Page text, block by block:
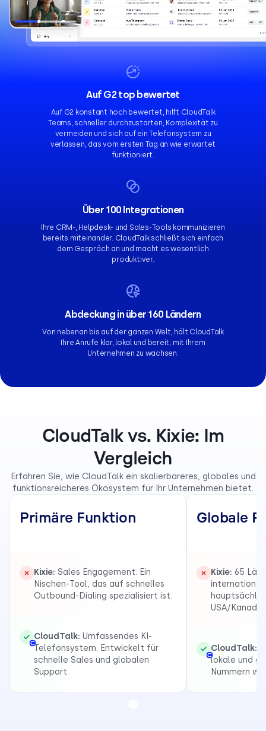
Auf G2 top bewertet
Auf G2 konstant hoch bewertet, hilft CloudTalk
Teams, schneller durchzustarten, Komplexität zu
vermeiden und sich auf ein Telefonsystem zu
verlassen, das vom ersten Tag an wie erwartet
funktioniert.
Über 100 Integrationen
Ihre CRM-, Helpdesk- und Sales-Tools kommunizieren
bereits miteinander. CloudTalk schließt sich einfach
dem Gespräch an und macht es wesentlich
produktiver.
Abdeckung in über 160 Ländern
Von nebenan bis auf der ganzen Welt, hält CloudTalk
Ihre Anrufe klar, lokal und bereit, mit Ihrem
Unternehmen zu wachsen.
CloudTalk vs. Kixie: Im
Vergleich
Erfahren Sie, wie CloudTalk ein skalierbareres, globales und
funktionsreicheres Ökosystem für Ihr Unternehmen bietet.
Primäre Funktion
Kixie: Sales Engagement: Ein
Nischen-Tool, das auf schnelles
Outbound-Dialing spezialisiert ist.
CloudTalk: Umfassendes KI-
Telefonsystem: Entwickelt für
schnelle Sales und globalen
Support.
Globale
Kixie: 65
USA/Kanada
CloudTalk:
lokale und
Nummern